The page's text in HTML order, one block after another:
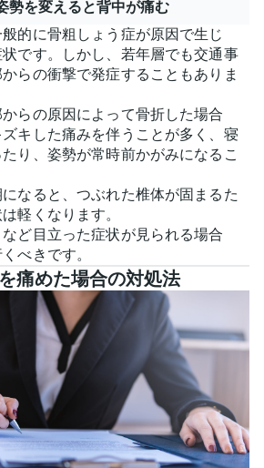
勢を変えると背中が痛む
的に骨粗しょう症が原因で生じ
です。しかし、若年層でも交通事
らの衝撃で発症することもありま
らの原因によって骨折した場合
キした痛みを伴うことが多く、寝
り、姿勢が常時前かがみになるこ
なると、つぶれた椎体が固まるた
軽くなります。
ど目立った症状が見られる場合
べきです。
痛めた場合の対処法